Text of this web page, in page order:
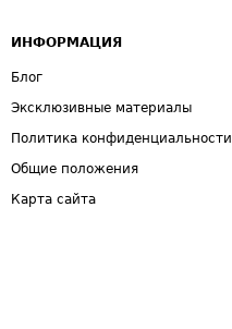
ИНФОРМАЦИЯ
Блог
Эксклюзивные материалы
Политика конфиденциальности
Общие положения
Карта сайта